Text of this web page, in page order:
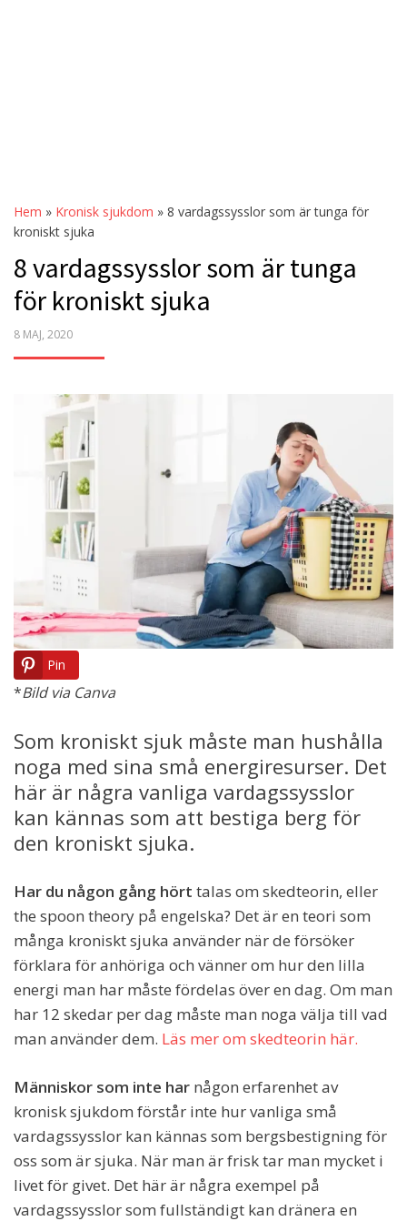
Hem » Kronisk sjukdom » 8 vardagssysslor som är tunga för
kroniskt sjuka
8 vardagssysslor som är tunga
för kroniskt sjuka
POSTED
8 MAJ, 2020
Pin
*Bild via Canva
Som kroniskt sjuk måste man hushålla
noga med sina små energiresurser. Det
här är några vanliga vardagssysslor
kan kännas som att bestiga berg för
den kroniskt sjuka.
Har du någon gång hört talas om skedteorin, eller
the spoon theory på engelska? Det är en teori som
många kroniskt sjuka använder när de försöker
förklara för anhöriga och vänner om hur den lilla
energi man har måste fördelas över en dag. Om man
har 12 skedar per dag måste man noga välja till vad
man använder dem. Läs mer om skedteorin här.
Människor som inte har någon erfarenhet av
kronisk sjukdom förstår inte hur vanliga små
vardagssysslor kan kännas som bergsbestigning för
oss som är sjuka. När man är frisk tar man mycket i
livet för givet. Det här är några exempel på
vardagssysslor som fullständigt kan dränera en